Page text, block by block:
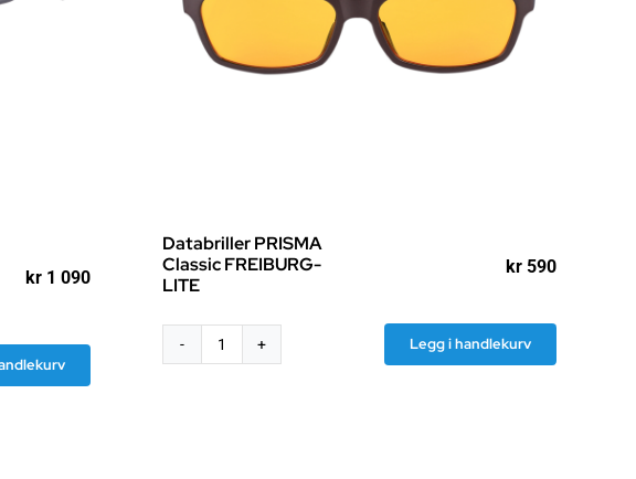
kr 1 090
Databriller PRISMA
Classic FREIBURG-
LITE
kr 590
Databriller
Legg i handlekurv